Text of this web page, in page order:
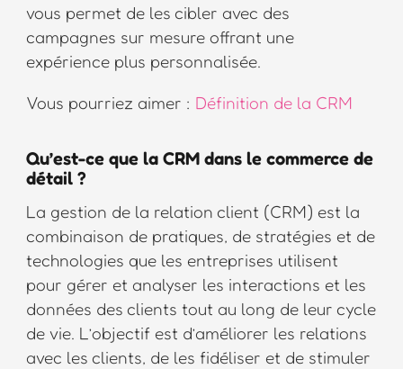
vous permet de les cibler avec des
campagnes sur mesure offrant une
expérience plus personnalisée.
Vous pourriez aimer : Définition de la CRM
Qu’est-ce que la CRM dans le commerce de
détail ?
La gestion de la relation client (CRM) est la
combinaison de pratiques, de stratégies et de
technologies que les entreprises utilisent
pour gérer et analyser les interactions et les
données des clients tout au long de leur cycle
de vie. L’objectif est d’améliorer les relations
avec les clients, de les fidéliser et de stimuler